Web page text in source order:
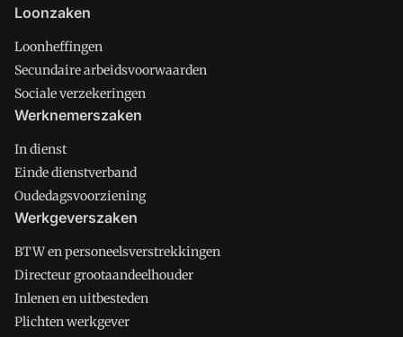
Loonzaken
Loonheffingen
Secundaire arbeidsvoorwaarden
Sociale verzekeringen
Werknemerszaken
In dienst
Einde dienstverband
Oudedagsvoorziening
Werkgeverszaken
BTW en personeelsverstrekkingen
Directeur grootaandeelhouder
Inlenen en uitbesteden
Plichten werkgever